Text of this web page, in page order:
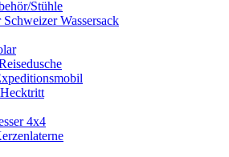
Stühle
Wassersack
4x4